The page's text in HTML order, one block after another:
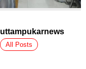
uttampukarnews
All Posts